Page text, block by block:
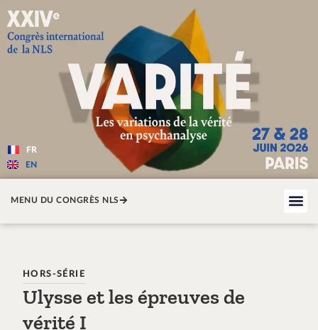
Varité — Les variations de la
FR
EN
MENU DU CONGRÈS NLS
HORS-SÉRIE
Ulysse et les épreuves de
vérité I